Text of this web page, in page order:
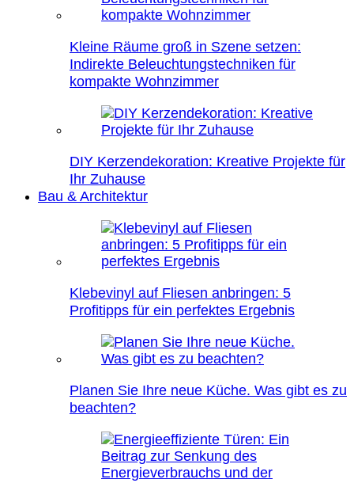
Kleine Räume groß in Szene setzen:
Indirekte Beleuchtungstechniken für
kompakte Wohnzimmer
DIY Kerzendekoration: Kreative Projekte für
Ihr Zuhause
Bau & Architektur
Klebevinyl auf Fliesen anbringen: 5
Profitipps für ein perfektes Ergebnis
Planen Sie Ihre neue Küche. Was gibt es zu
beachten?